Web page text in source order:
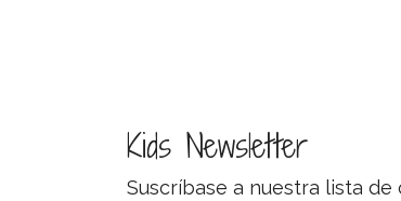
Kids Newsletter
Suscríbase a nuestra lista